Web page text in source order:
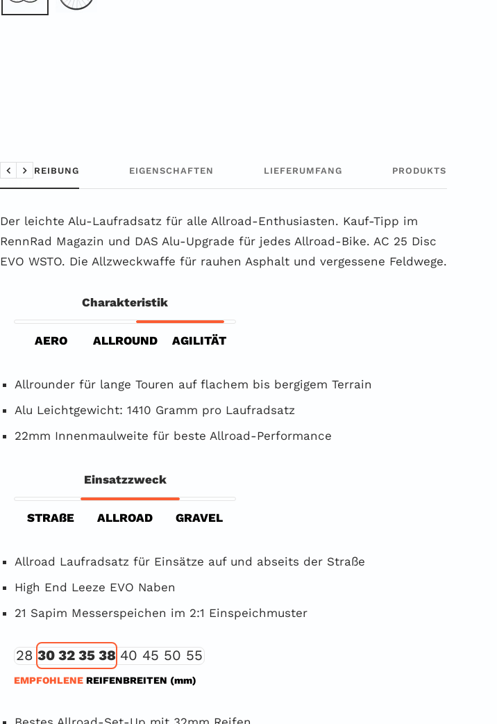
BESCHREIBUNG EIGENSCHAFTEN LIEFERUMFANG PRODUKTSICHERHEIT
Zurück
Weiter
Der leichte Alu-Laufradsatz für alle Allroad-Enthusiasten. Kauf-Tipp im
RennRad Magazin und DAS Alu-Upgrade für jedes Allroad-Bike. AC 25 Disc
EVO WSTO. Die Allzweckwaffe für rauhen Asphalt und vergessene Feldwege.
Charakteristik
AERO ALLROUND AGILITÄT
Allrounder für lange Touren auf flachem bis bergigem Terrain
Alu Leichtgewicht: 1410 Gramm pro Laufradsatz
22mm Innenmaulweite für beste Allroad-Performance
Einsatzzweck
STRAßE ALLROAD GRAVEL
Allroad Laufradsatz für Einsätze auf und abseits der Straße
High End Leeze EVO Naben
21 Sapim Messerspeichen im 2:1 Einspeichmuster
28 30 32 35 38 40 45 50 55
EMPFOHLENE REIFENBREITEN (mm)